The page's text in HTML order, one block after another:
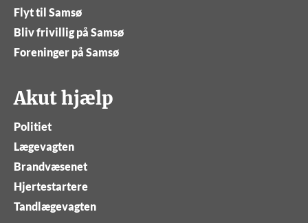
Flyt til Samsø
Bliv frivillig på Samsø
Foreninger på Samsø
Akut hjælp
Politiet
Lægevagten
Brandvæsenet
Hjertestartere
Tandlægevagten